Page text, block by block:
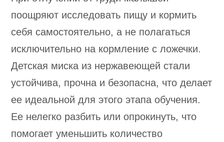
поощряют исследовать пищу и кормить
себя самостоятельно, а не полагаться
исключительно на кормление с ложечки.
Детская миска из нержавеющей стали
устойчива, прочна и безопасна, что делает
ее идеальной для этого этапа обучения.
Ее нелегко разбить или опрокинуть, что
помогает уменьшить количество